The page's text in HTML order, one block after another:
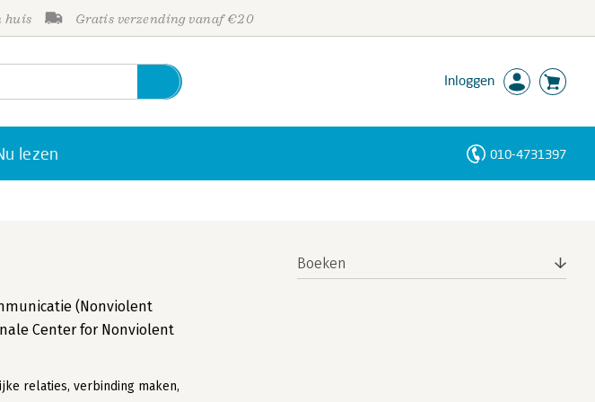
huis Gratis verzending vanaf €20
Inloggen
lezen 010-4731397
(Nonviolent
Center for Nonviolent
relaties, verbinding maken,
Boeken
Personen